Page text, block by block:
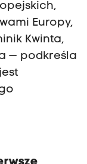
Europy,
Kwinta,
— podkreśla